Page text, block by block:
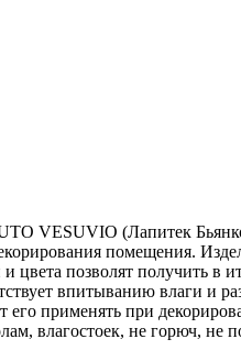
VESUVIO (Лапитек
помещения.
цвета позволят получить
впитыванию влаги и
применять при
влагостоек, не горюч, не